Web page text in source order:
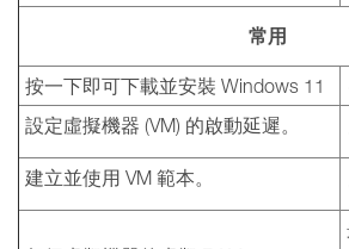
常用
按一下即可下載並安裝 Windows 11
設定虛擬機器 (VM) 的啟動延遲。
建立並使用 VM 範本。